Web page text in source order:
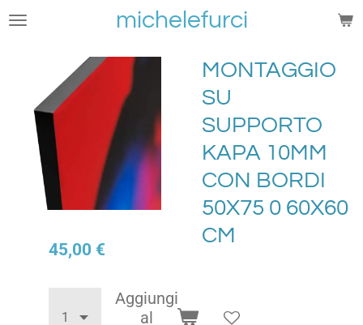
Vai
principale
michelefurci
MONTAGGIO
SU
SUPPORTO
KAPA 10MM
CON BORDI
50X75 0 60X60
CM
45,00 €
Aggiungi
al